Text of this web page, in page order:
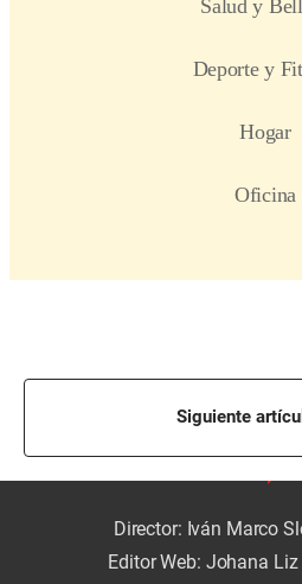
Siguiente
Director: Iván Marco
Editor Web: Johana